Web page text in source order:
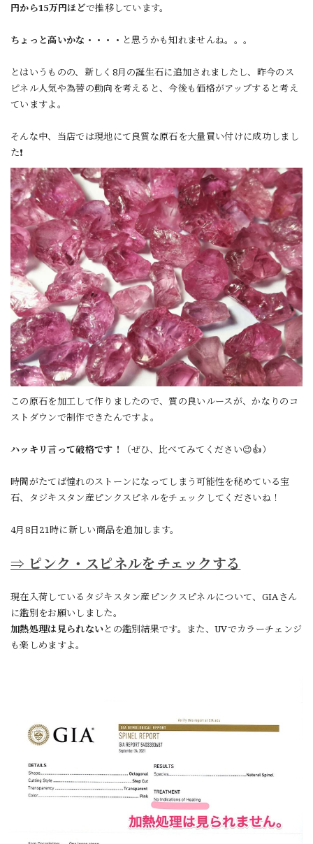
円から15万円ほどで推移しています。
ちょっと高いかな・・・・ と思うかも知れませんね。。。
とはいうものの、新しく8月の誕生石に追加されましたし、昨今のス
ピネル人気や為替の動向を考えると、今後も価格がアップすると考え
ていますよ。
そんな中、当店では現地にて良質な原石を大量買い付けに成功しまし
た❗
この原石を加工して作りましたので、質の良いルースが、かなりのコ
ストダウンで制作できたんですよ。
ハッキリ言って破格です！ （ぜひ、比べてみてください😉👍）
時間がたてば憧れのストーンになってしまう可能性を秘めている宝
石、タジキスタン産ピンクスピネルをチェックしてくださいね！
4月8日21時に新しい商品を追加します。
⇒ ピンク・スピネルをチェックする
現在入荷しているタジキスタン産ピンクスピネルについて、GIAさん
に鑑別をお願いしました。
加熱処理は見られないとの鑑別結果です。また、UVでカラーチェンジ
も楽しめますよ。